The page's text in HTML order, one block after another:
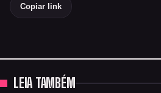
Copiar link
LEIA TAMBÉM